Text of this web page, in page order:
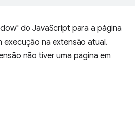
do JavaScript para a página
execução na extensão atual.
não tiver uma página em